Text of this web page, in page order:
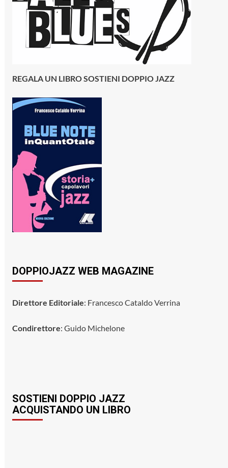
REGALA UN LIBRO SOSTIENI DOPPIO JAZZ
DOPPIOJAZZ WEB MAGAZINE
Direttore Editoriale: Francesco Cataldo Verrina
Condirettore: Guido Michelone
SOSTIENI DOPPIO JAZZ
ACQUISTANDO UN LIBRO